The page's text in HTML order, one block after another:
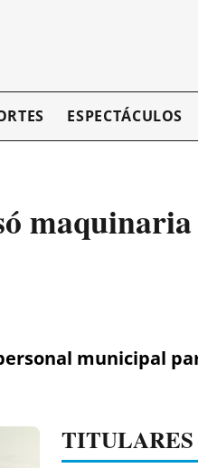
ESPECTÁCULOS
municipal
TITULARES